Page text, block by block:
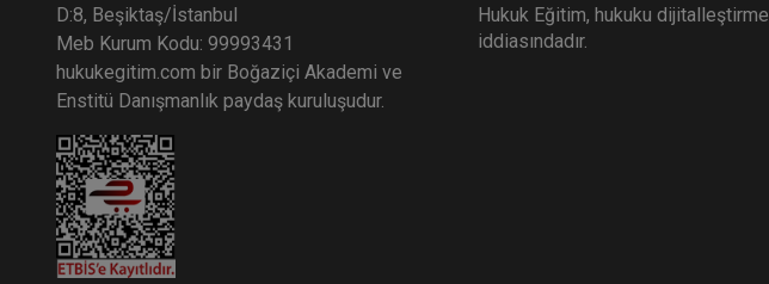
D:8, Beşiktaş/İstanbul
Meb Kurum Kodu: 99993431
hukukegitim.com bir Boğaziçi Akademi ve
Enstitü Danışmanlık paydaş kuruluşudur.
Hukuk Eğitim, hukuku dijitalleştirme
iddiasındadır.